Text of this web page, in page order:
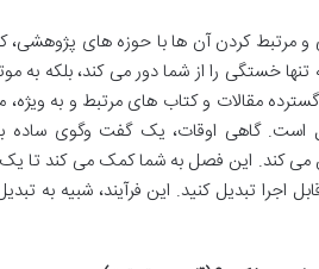
مرتبط کردن آن ها با حوزه های
تنها خستگی را از شما دور می کند، بلکه
مقالات و کتاب های مرتبط و به
گاهی اوقات، یک گفت وگوی ساده
کند. این فصل به شما کمک می کند تا یک
اجرا تبدیل کنید. این فرآیند، شبیه به